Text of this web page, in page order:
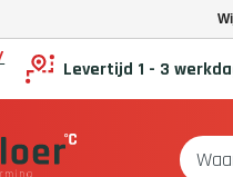
Levertijd 1 - 3